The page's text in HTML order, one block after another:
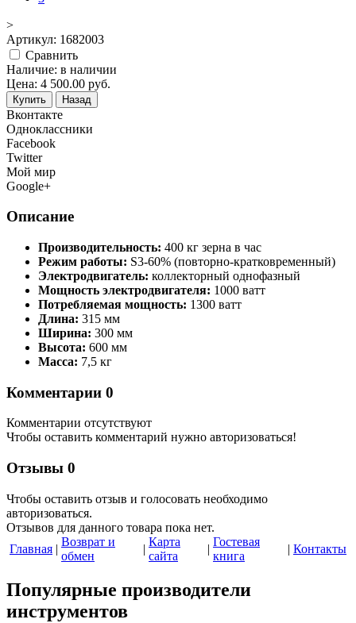
>
Артикул: 1682003
Cравнить
Наличие: в наличии
Цена: 4 500.00 руб.
Купить Назад
Вконтакте
Одноклассники
Facebook
Twitter
Мой мир
Google+
Описание
Производительность: 400 кг зерна в час
Режим работы: S3-60% (повторно-кратковременный)
Электродвигатель: коллекторный однофазный
Мощность электродвигателя: 1000 ватт
Потребляемая мощность: 1300 ватт
Длина: 315 мм
Ширина: 300 мм
Высота: 600 мм
Масса: 7,5 кг
Комментарии 0
Комментарии отсутствуют
Чтобы оставить комментарий нужно авторизоваться!
Отзывы 0
Чтобы оcтавить отзыв и голосовать необходимо
авторизоваться.
Отзывов для данного товара пока нет.
Главная |
Возврат и
обмен
|
Карта
сайта
|
Гостевая
книга
| Контакты
Популярные производители
инструментов